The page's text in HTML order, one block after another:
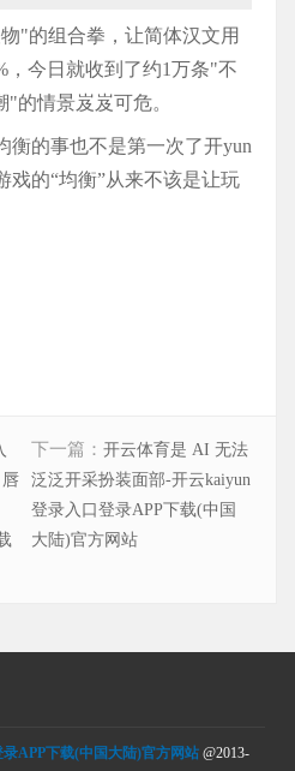
"的组合拳，让简体汉文用
，今日就收到了约1万条"不
的情景岌岌可危。
衡的事也不是第一次了开yun
戏的“均衡”从来不该是让玩
下一篇： 开云体育是 AI 无法
泛泛开采扮装面部-开云kaiyun
登录入口登录APP下载(中国
大陆)官方网站
APP下载(中国大陆)官方网站 @2013-